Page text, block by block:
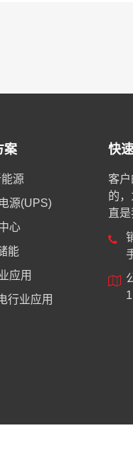
案
源
源(UPS)
心
能
应用
行业应用
快
客
的
直是